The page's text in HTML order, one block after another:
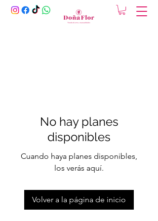
No hay planes
disponibles
Cuando haya planes disponibles,
los verás aquí.
Volver a la página de inicio